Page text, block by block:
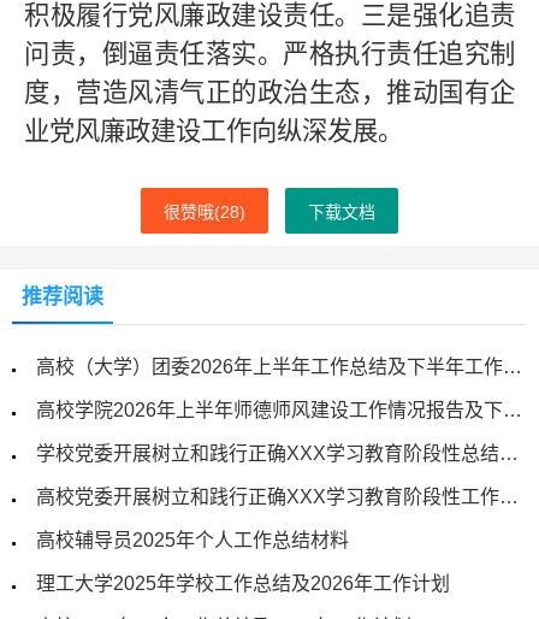
积极履行党风廉政建设责任。三是强化追责
问责，倒逼责任落实。严格执行责任追究制
度，营造风清气正的政治生态，推动国有企
业党风廉政建设工作向纵深发展。
很赞哦(28) 下载文档
推荐阅读
高校（大学）团委2026年上半年工作总结及下半年工作计划
高校学院2026年上半年师德师风建设工作情况报告及下一步工作计划
学校党委开展树立和践行正确XXX学习教育阶段性总结材料
高校党委开展树立和践行正确XXX学习教育阶段性工作总结
高校辅导员2025年个人工作总结材料
理工大学2025年学校工作总结及2026年工作计划